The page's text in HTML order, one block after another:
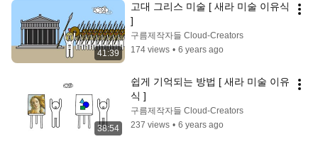
41:39
고대 그리스 미술 [ 새라 미술 이유식
]
구름제작자들 Cloud-Creators
174 views • 6 years ago
38:54
쉽게 기억되는 방법 [ 새라 미술 이유
식 ]
구름제작자들 Cloud-Creators
237 views • 6 years ago